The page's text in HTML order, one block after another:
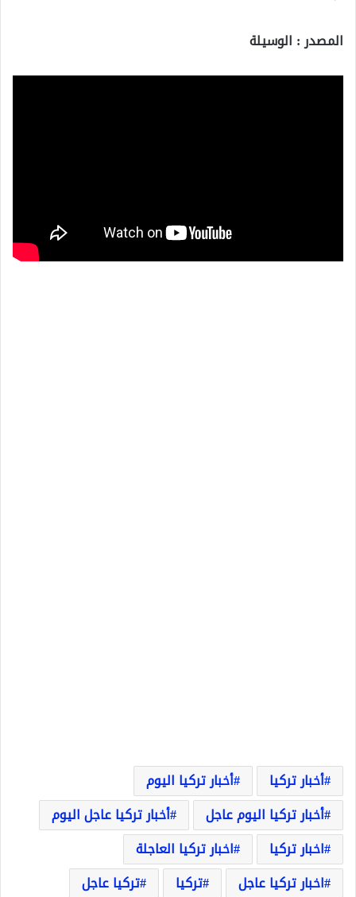
المصدر : الوسيلة
أخبار تركيا
أخبار تركيا اليوم
أخبار تركيا اليوم عاجل
أخبار تركيا عاجل اليوم
اخبار تركيا
اخبار تركيا العاجلة
اخبار تركيا عاجل
تركيا
تركيا عاجل